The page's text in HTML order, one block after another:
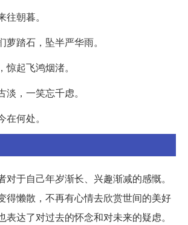
朝暮。
踏石，坠半严华雨。
起飞鸿烟渚。
，一笑忘千虑。
何处。
对于自己年岁渐长、兴趣渐减的感慨。
得懒散，不再有心情去欣赏世间的美好
表达了对过去的怀念和对未来的疑虑。